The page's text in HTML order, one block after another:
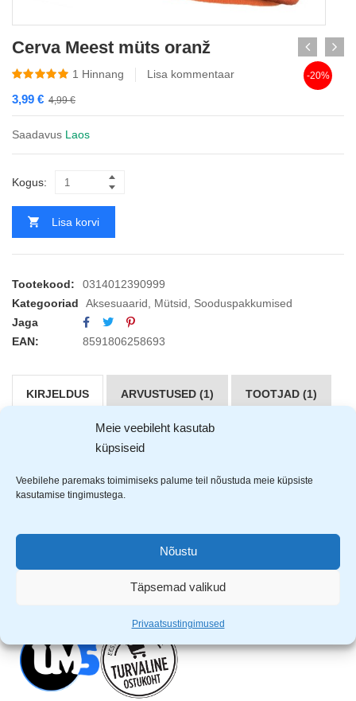
Meie veebileht kasutab
küpsiseid
Veebilehe paremaks toimimiseks palume teil nõustuda meie küpsiste
kasutamise tingimustega.
Nõustu
Täpsemad valikud
Privaatsustingimused
Cerva Meest müts oranž
1 Hinnang Lisa kommentaar
4,99€
3,99 €
-20%
Saadavus Laos
Kogus:
Lisa korvi
Tootekood:
0314012390999
Kategooriad
Aksesuaarid Mütsid
Sooduspakkumised
Jaga
EAN:
8591806258693
KIRJELDUS ARVUSTUSED (1) TOOTJAD (1)
müts on valmistatud 100% akrüülist.
Otsaees olev paneel on mõeldud logode printimiseks ja
tikkimiseks.